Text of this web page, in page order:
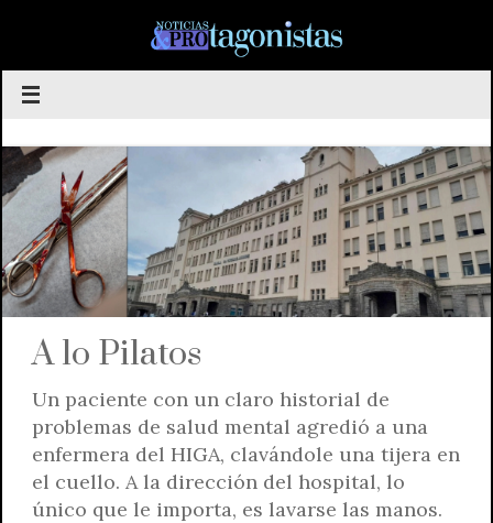
contenido
A lo Pilatos
Un paciente con un claro historial de
problemas de salud mental agredió a una
enfermera del HIGA, clavándole una tijera en
el cuello. A la dirección del hospital, lo
único que le importa, es lavarse las manos.